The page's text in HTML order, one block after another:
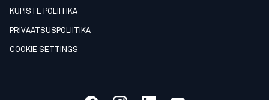
KÜPISTE POLIITIKA
PRIVAATSUSPOLIITIKA
COOKIE SETTINGS